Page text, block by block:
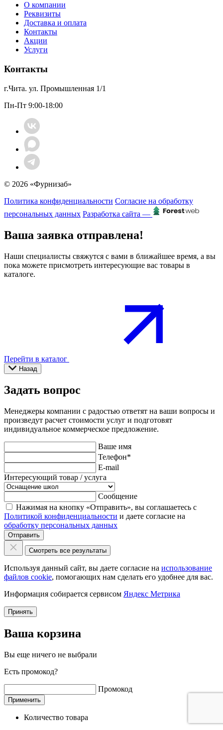
О компании
Реквизиты
Доставка и оплата
Контакты
Акции
Услуги
Контакты
г.Чита. ул. Промышленная 1/1
Пн-Пт 9:00-18:00
© 2026 «Фурнизаб»
Политика конфиденциальности Согласие на обработку
персональных данных Разработка сайта —
Ваша заявка отправлена!
Наши специалисты свяжутся с вами в ближайшее время, а вы
пока можете присмотреть интересующие вас товары в
каталоге.
Перейти в каталог
Назад
Задать вопрос
Менеджеры компании с радостью ответят на ваши вопросы и
произведут расчет стоимости услуг и подготовят
индивидуальное коммерческое предложение.
Ваше имя
Телефон*
E-mail
Интересующий товар / услуга
Сообщение
Нажимая на кнопку «Отправить», вы соглашаетесь с
Политикой конфиденциальности и даете согласие на
обработку персональных данных
Отправить
Смотреть все результаты
Используя данный сайт, вы даете согласие на использование
файлов cookie, помогающих нам сделать его удобнее для вас.
Информация собирается сервисом Яндекс Метрика
Принять
Ваша корзина
Вы еще ничего не выбрали
Есть промокод?
Промокод
Применить
Количество товара